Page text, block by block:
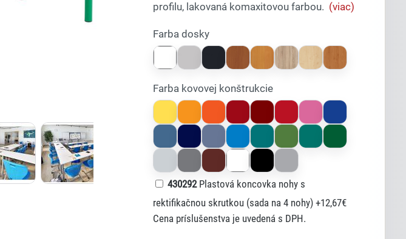
profilu, lakovaná komaxitovou farbou. (viac)
Farba dosky
Farba kovovej konštrukcie
430292Plastová koncovka nohy s
rektifikačnou skrutkou (sada na 4 nohy)+12,67€
Cena príslušenstva je uvedená s DPH.